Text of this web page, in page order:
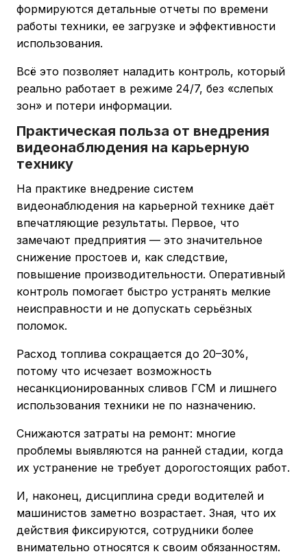
формируются детальные отчеты по времени
работы техники, ее загрузке и эффективности
использования.
Всё это позволяет наладить контроль, который
реально работает в режиме 24/7, без «слепых
зон» и потери информации.
Практическая польза от внедрения
видеонаблюдения на карьерную
технику
На практике внедрение систем
видеонаблюдения на карьерной технике даёт
впечатляющие результаты. Первое, что
замечают предприятия — это значительное
снижение простоев и, как следствие,
повышение производительности. Оперативный
контроль помогает быстро устранять мелкие
неисправности и не допускать серьёзных
поломок.
Расход топлива сокращается до 20–30%,
потому что исчезает возможность
несанкционированных сливов ГСМ и лишнего
использования техники не по назначению.
Снижаются затраты на ремонт: многие
проблемы выявляются на ранней стадии, когда
их устранение не требует дорогостоящих работ.
И, наконец, дисциплина среди водителей и
машинистов заметно возрастает. Зная, что их
действия фиксируются, сотрудники более
внимательно относятся к своим обязанностям.